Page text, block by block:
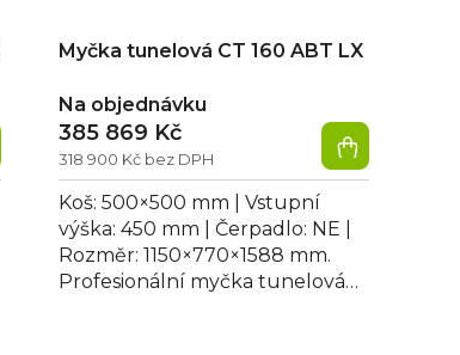
Myčka tunelová CT 160 ABT LX
Na objednávku
318 900 Kč bez DPH
385 869 Kč
Koš: 500×500 mm | Vstupní
výška: 450 mm | Čerpadlo: NE |
Rozměr: 1150×770×1588 mm.
Profesionální myčka tunelová